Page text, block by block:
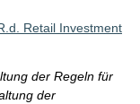
Retail Investment
der Regeln für
der